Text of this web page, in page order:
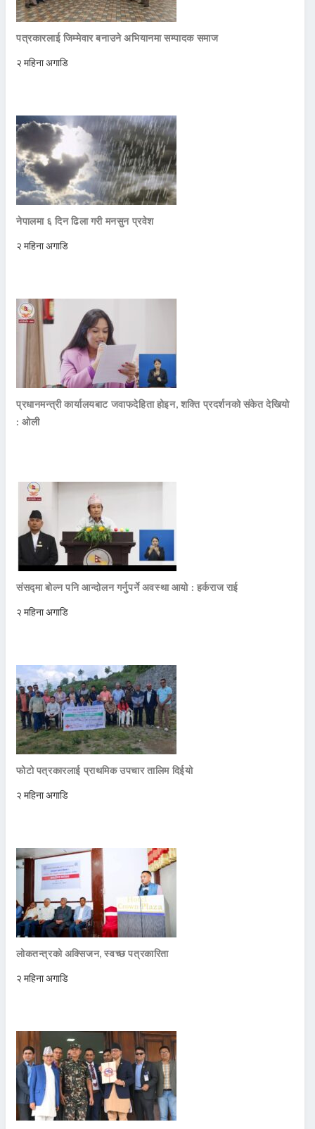
पत्रकारलाई जिम्मेवार बनाउने अभियानमा सम्पादक समाज
२ महिना अगाडि
नेपालमा ६ दिन ढिला गरी मनसुन प्रवेश
२ महिना अगाडि
प्रधानमन्त्री कार्यालयबाट जवाफदेहिता होइन, शक्ति प्रदर्शनको संकेत देखियो
: ओली
संसद्मा बोल्न पनि आन्दोलन गर्नुपर्ने अवस्था आयो : हर्कराज राई
२ महिना अगाडि
फोटो पत्रकारलाई प्राथमिक उपचार तालिम दिईयो
२ महिना अगाडि
लोकतन्त्रको अक्सिजन, स्वच्छ पत्रकारिता
२ महिना अगाडि